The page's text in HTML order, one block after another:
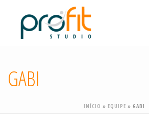
GABI
INÍCIO » EQUIPE » GABI